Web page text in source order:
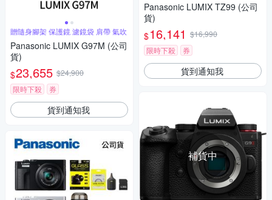
贈隨身腳架 保護鏡 濾鏡袋 肩帶 氣吹
Panasonic LUMIX G97M (公司
貨)
$23,655 $24,900
限時下殺
券
貨到通知我
Panasonic LUMIX TZ99 (公司
貨)
$16,141 $16,990
限時下殺
券
貨到通知我
補貨中